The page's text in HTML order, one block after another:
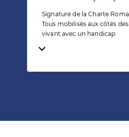
Signature de la Charte
Tous mobilisés aux côtés
vivant avec un handicap.
Temps de lecture